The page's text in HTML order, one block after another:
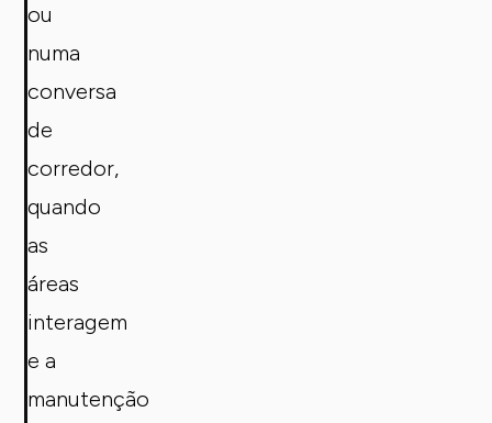
ou
numa
conversa
de
corredor,
quando
as
áreas
interagem
e a
manutenção